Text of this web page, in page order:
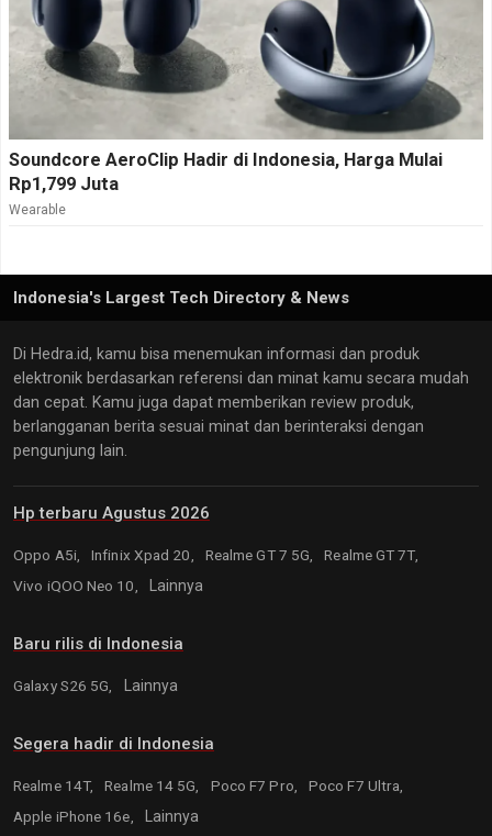
Soundcore AeroClip Hadir di Indonesia, Harga Mulai
Rp1,799 Juta
Wearable
Indonesia's Largest Tech Directory & News
Di Hedra.id, kamu bisa menemukan informasi dan produk
elektronik berdasarkan referensi dan minat kamu secara mudah
dan cepat. Kamu juga dapat memberikan review produk,
berlangganan berita sesuai minat dan berinteraksi dengan
pengunjung lain.
Hp terbaru Agustus 2026
Oppo A5i, Infinix Xpad 20, Realme GT 7 5G,
Realme GT 7T,
Vivo iQOO Neo 10,
Lainnya
Baru rilis di Indonesia
Galaxy S26 5G, Lainnya
Segera hadir di Indonesia
Realme 14T, Realme 14 5G, Poco F7 Pro,
Poco F7 Ultra,
Apple iPhone 16e,
Lainnya